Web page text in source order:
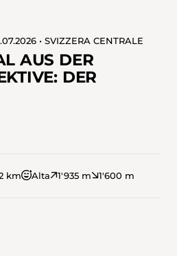
• SVIZZERA CENTRALE
AUS DER
DER
km Alta 1'935 m 1'600 m